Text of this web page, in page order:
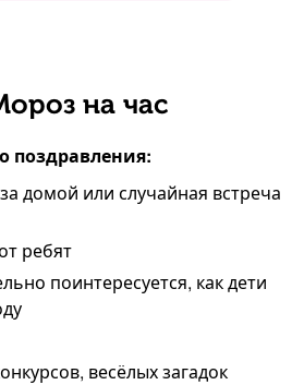
на час
поздравления:
домой или случайная встреча
ребят
поинтересуется, как дети
весёлых загадок